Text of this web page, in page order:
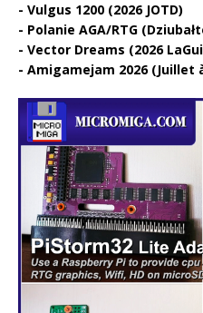
Vulgus 1200 (2026 JOTD)
Polanie AGA/RTG
Vector Dreams (2026
Amigamejam 2026 (Juillet